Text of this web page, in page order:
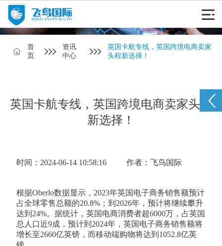
首
页
资讯
中心
英国卡航专线，英国跨境电商卖家
头程新选择！
英国卡航专线，英国跨境电商卖家头程
新选择！
时间：2024-06-14 10:58:16 作者：飞鸟国际
根据Oberlo数据显示，2023年英国电子商务销售额预计
占全球零售总额的20.8%；到2026年，预计将继续攀升
达到24%。据统计，英国电商消费者超6000万，占英国
总人口近9成，预计到2024年，英国电子商务销售额将
增长至2660亿英镑，而移动端购物将达到1052.8亿英